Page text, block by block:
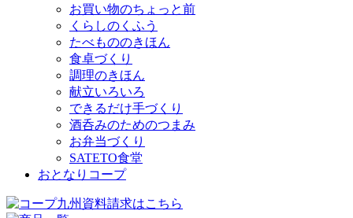
お買い物のちょっと前
くらしのくふう
たべもののきほん
食卓づくり
調理のきほん
献立いろいろ
できるだけ手づくり
酒呑みのためのつまみ
お弁当づくり
SATETO食堂
おとなりコープ